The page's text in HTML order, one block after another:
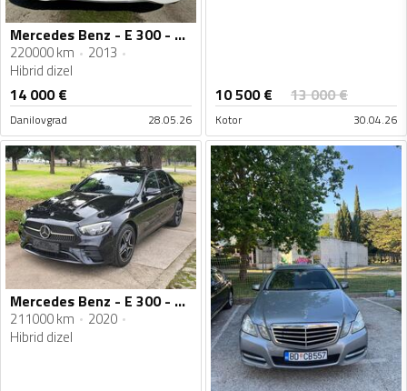
Mercedes Benz - E 300 - E 300 cdi
220000 km
2013
Hibrid dizel
14 000€
Danilovgrad 28.05.26
10 500€ 13 000€
Kotor 30.04.26
Mercedes Benz - E 300 - E300de
211000 km
2020
Hibrid dizel